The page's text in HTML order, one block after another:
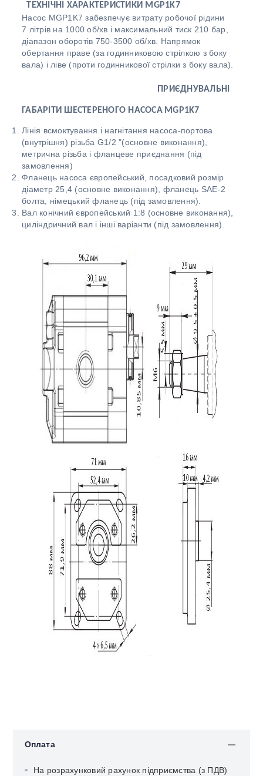
ТЕХНІЧНІ ХАРАКТЕРИСТИКИ MGP1K7
Насос MGP1K7 забезпечує витрату робочої рідини
7 літрів на 1000 об/хв і максимальний тиск 210 бар,
діапазон оборотів 750-3500 об/хв. Напрямок
обертання праве (за годинниковою стрілкою з боку
вала) і ліве (проти годинникової стрілки з боку вала).
ПРИЄДНУВАЛЬНІ
ГАБАРІТИ ШЕСТЕРЕНОГО НАСОСА MGP1K7
Лінія всмоктування і нагнітання насоса-портова
(внутрішня) різьба G1/2 "(основне виконання),
метрична різьба і фланцеве приєднання (під
замовлення)
Фланець насоса європейський, посадковий розмір
діаметр 25,4 (основне виконання), фланець SAE-2
болта, німецький фланець (під замовлення).
Вал конічний європейський 1:8 (основне виконання),
циліндричний вал і інші варіанти (під замовлення).
Оплата
На розрахунковий рахунок підприємства (з ПДВ)